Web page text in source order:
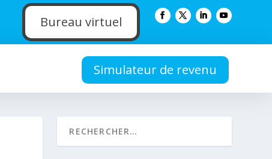
Bureau virtuel
Simulateur de revenu